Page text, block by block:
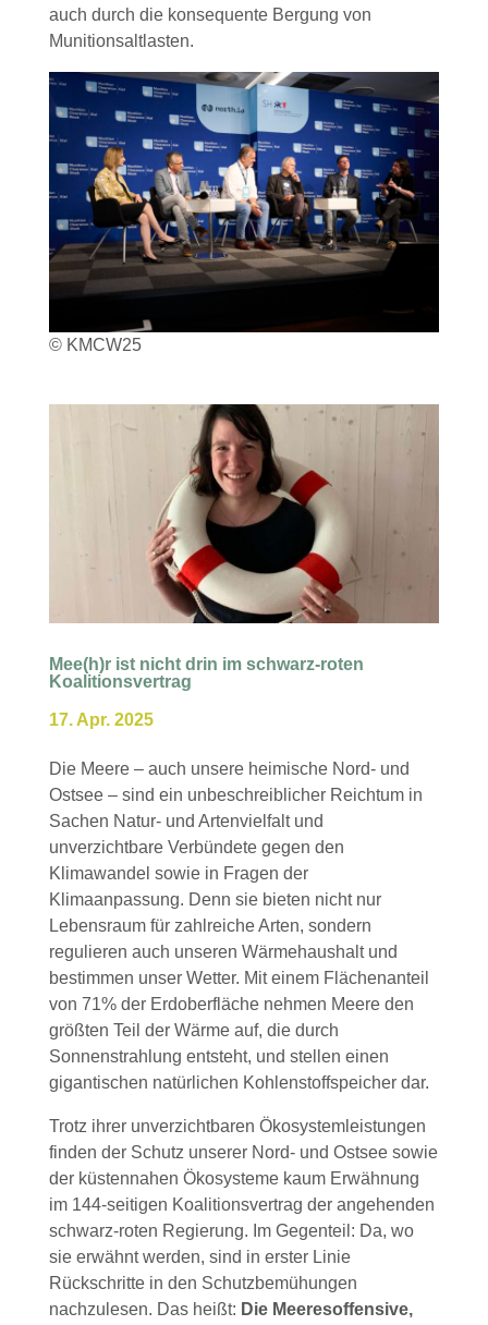
auch durch die konsequente Bergung von
Munitionsaltlasten.
© KMCW25
Mee(h)r ist nicht drin im schwarz-roten
Koalitionsvertrag
17. Apr. 2025
Die Meere – auch unsere heimische Nord- und
Ostsee – sind ein unbeschreiblicher Reichtum in
Sachen Natur- und Artenvielfalt und
unverzichtbare Verbündete gegen den
Klimawandel sowie in Fragen der
Klimaanpassung. Denn sie bieten nicht nur
Lebensraum für zahlreiche Arten, sondern
regulieren auch unseren Wärmehaushalt und
bestimmen unser Wetter. Mit einem Flächenanteil
von 71% der Erdoberfläche nehmen Meere den
größten Teil der Wärme auf, die durch
Sonnenstrahlung entsteht, und stellen einen
gigantischen natürlichen Kohlenstoffspeicher dar.
Trotz ihrer unverzichtbaren Ökosystemleistungen
finden der Schutz unserer Nord- und Ostsee sowie
der küstennahen Ökosysteme kaum Erwähnung
im 144-seitigen Koalitionsvertrag der angehenden
schwarz-roten Regierung. Im Gegenteil: Da, wo
sie erwähnt werden, sind in erster Linie
Rückschritte in den Schutzbemühungen
nachzulesen. Das heißt: Die Meeresoffensive,